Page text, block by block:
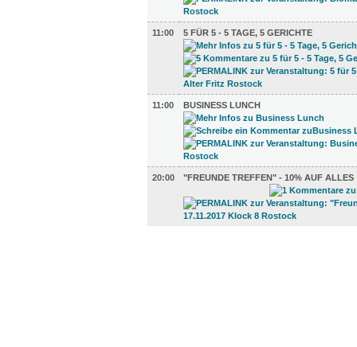
11:00 5 FÜR 5 - 5 TAGE, 5 GERICHTE
11:00 BUSINESS LUNCH
20:00 "FREUNDE TREFFEN" - 10% AUF ALLES